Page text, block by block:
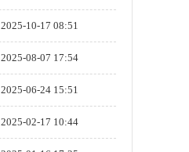
2025-10-17 08:51
2025-08-07 17:54
2025-06-24 15:51
2025-02-17 10:44